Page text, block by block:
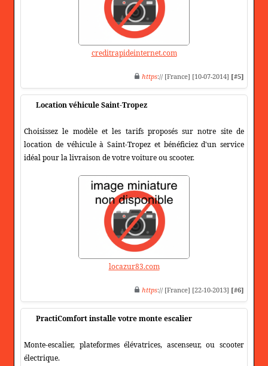
creditrapideinternet.com
https:// [France] [10-07-2014] [#5]
Location véhicule Saint-Tropez
Choisissez le modèle et les tarifs proposés sur notre site de
location de véhicule à Saint-Tropez et bénéficiez d'un service
idéal pour la livraison de votre voiture ou scooter.
locazur83.com
https:// [France] [22-10-2013] [#6]
PractiComfort installe votre monte escalier
Monte-escalier, plateformes élévatrices, ascenseur, ou scooter
électrique.